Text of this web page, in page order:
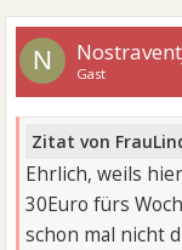
N Gast
Zitat von
Ehrlich, weils
30Euro fürs
schon mal nicht